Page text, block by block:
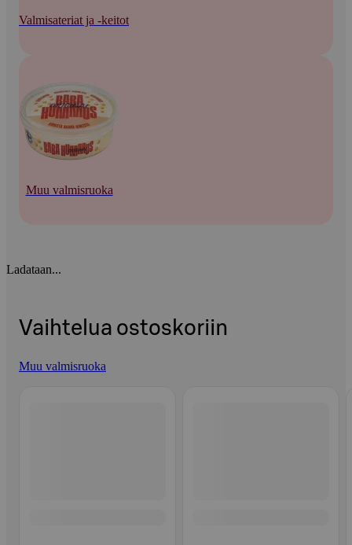
Valmisateriat ja -keitot
Muu valmisruoka
Ladataan...
Vaihtelua ostoskoriin
Muu valmisruoka